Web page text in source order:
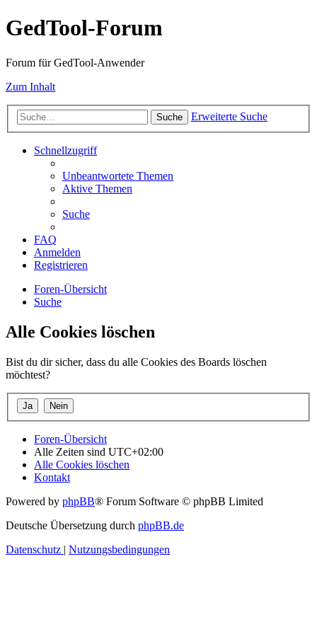
GedTool-Forum
Forum für GedTool-Anwender
Zum Inhalt
Suche Erweiterte Suche
Schnellzugriff
Unbeantwortete Themen
Aktive Themen
Suche
FAQ
Anmelden
Registrieren
Foren-Übersicht
Suche
Alle Cookies löschen
Bist du dir sicher, dass du alle Cookies des Boards löschen
möchtest?
Foren-Übersicht
Alle Zeiten sind UTC+02:00
Alle Cookies löschen
Kontakt
Powered by phpBB® Forum Software © phpBB Limited
Deutsche Übersetzung durch phpBB.de
Datenschutz | Nutzungsbedingungen